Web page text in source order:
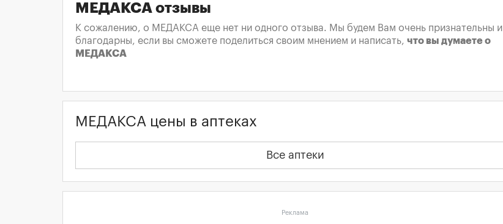
МЕДАКСА отзывы
К сожалению, о МЕДАКСА еще нет ни одного отзыва. Мы будем Вам очень признательны и
благодарны, если вы сможете поделиться своим мнением и написать, что вы думаете о
МЕДАКСА
МЕДАКСА цены в аптеках
Все аптеки
Реклама